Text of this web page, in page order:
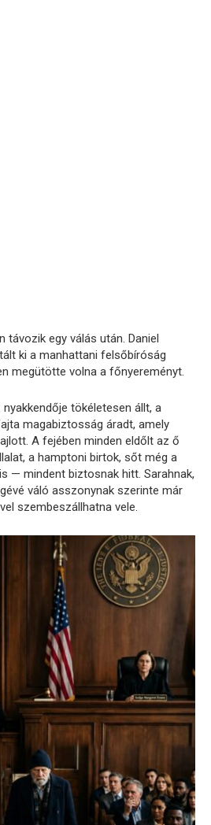
egy válás után. Daniel
ki a manhattani felsőbíróság
megütötte volna a főnyereményt.
tökéletesen állt, a
magabiztosság áradt, amely
A fejében minden eldőlt az ő
a hamptoni birtok, sőt még a
— mindent biztosnak hitt. Sarahnak,
váló asszonynak szerinte már
szembeszállhatna vele.